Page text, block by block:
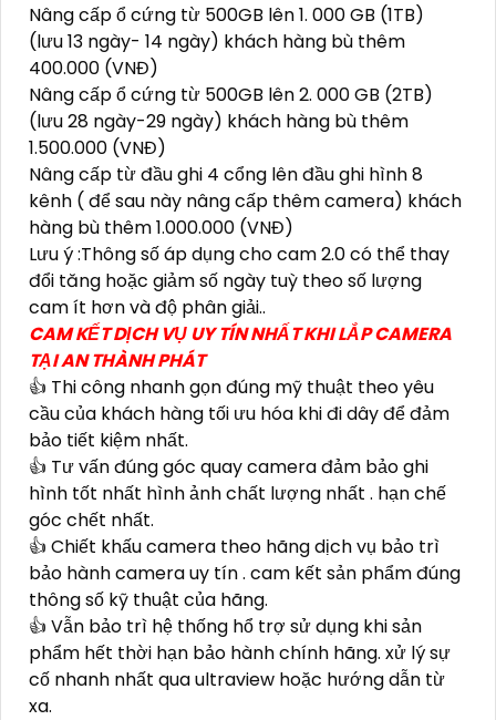
Nâng cấp ổ cứng từ 500GB lên 1. 000 GB (1TB)
(lưu 13 ngày- 14 ngày) khách hàng bù thêm
400.000 (VNĐ)
Nâng cấp ổ cứng từ 500GB lên 2. 000 GB (2TB)
(lưu 28 ngày-29 ngày) khách hàng bù thêm
1.500.000 (VNĐ)
Nâng cấp từ đầu ghi 4 cổng lên đầu ghi hình 8
kênh ( để sau này nâng cấp thêm camera) khách
hàng bù thêm 1.000.000 (VNĐ)
Lưu ý :Thông số áp dụng cho cam 2.0 có thể thay
đổi tăng hoặc giảm số ngày tuỳ theo số lượng
cam ít hơn và độ phân giải..
CAM KẾT DỊCH VỤ UY TÍN NHẤT KHI LẮP CAMERA
TẠI AN THÀNH PHÁT
👍 Thi công nhanh gọn đúng mỹ thuật theo yêu
cầu của khách hàng tối ưu hóa khi đi dây để đảm
bảo tiết kiệm nhất.
👍 Tư vấn đúng góc quay camera đảm bảo ghi
hình tốt nhất hình ảnh chất lượng nhất . hạn chế
góc chết nhất.
👍 Chiết khấu camera theo hãng dịch vụ bảo trì
bảo hành camera uy tín . cam kết sản phẩm đúng
thông số kỹ thuật của hãng.
👍 Vẫn bảo trì hệ thống hổ trợ sử dụng khi sản
phẩm hết thời hạn bảo hành chính hãng. xử lý sự
cố nhanh nhất qua ultraview hoặc hướng dẫn từ
xa.